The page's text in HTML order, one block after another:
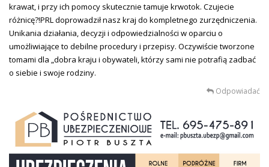
krawat, i przy ich pomocy skutecznie tamuje krwotok. Czujecie
różnicę?!PRL doprowadził nasz kraj do kompletnego zurzędniczenia.
Unikania działania, decyzji i odpowiedzialności w oparciu o
umożliwiające to debilne procedury i przepisy. Oczywiście tworzone
tomami dla „dobra kraju i obywateli, którzy sami nie potrafią zadbać
o siebie i swoje rodziny.
Odpowiadać